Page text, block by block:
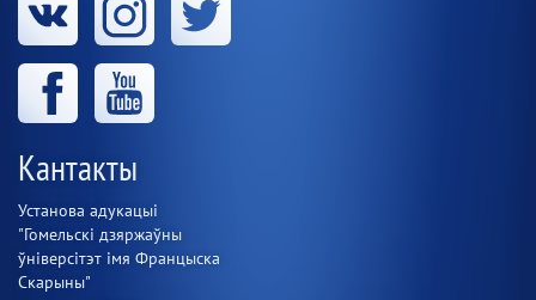
Кантакты
Установа адукацыі
"Гомельскі дзяржаўны
ўніверсітэт імя Францыска
Скарыны"